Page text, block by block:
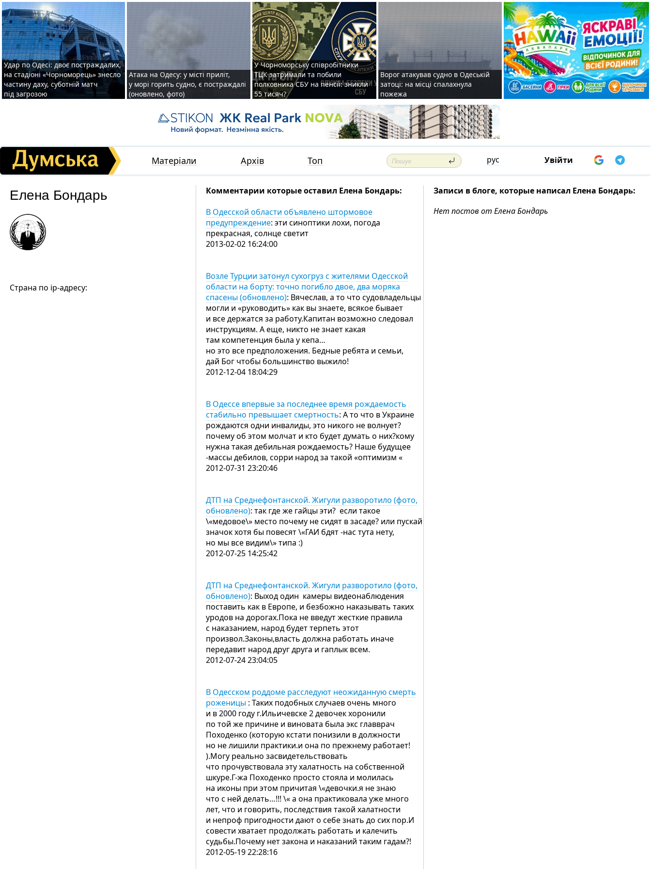
Удар по Одесі: двоє постраждалих,
на стадіоні «Чорноморець» знесло
частину даху, суботній матч
під загрозою
Атака на Одесу: у місті приліт,
у морі горить судно, є постраждалі
(оновлено, фото)
У Чорноморську співробітники
ТЦК затримали та побили
полковника СБУ на пенсії: зникли
55 тисяч?
Ворог атакував судно в Одеській
затоці: на місці спалахнула
пожежа
Матеріали Архів Топ рус Увійти
Елена Бондарь
Страна по ip-адресу:
Комментарии которые оставил Елена Бондарь:
В Одесской области объявлено штормовое
предупреждение: эти синоптики лохи, погода
прекрасная, солнце светит
2013-02-02 16:24:00
Возле Турции затонул сухогруз c жителями Одесской
области на борту: точно погибло двое, два моряка
спасены (обновлено): Вячеслав, а то что судовладельцы
могли и «руководить» как вы знаете, всякое бывает
и все держатся за работу.Капитан возможно следовал
инструкциям. А еще, никто не знает какая
там компетенция была у кепа…
но это все предположения. Бедные ребята и семьи,
дай Бог чтобы большинство выжило!
2012-12-04 18:04:29
В Одессе впервые за последнее время рождаемость
стабильно превышает смертность: А то что в Украине
рождаются одни инвалиды, это никого не волнует?
почему об этом молчат и кто будет думать о них?кому
нужна такая дебильная рождаемость? Наше будущее
-массы дебилов, сорри народ за такой «оптимизм «
2012-07-31 23:20:46
ДТП на Среднефонтанской. Жигули разворотило (фото,
обновлено): так где же гайцы эти? если такое
\«медовое\» место почему не сидят в засаде? или пускай
значок хотя бы повесят \«ГАИ бдят -нас тута нету,
но мы все видим\» типа :)
2012-07-25 14:25:42
ДТП на Среднефонтанской. Жигули разворотило (фото,
обновлено): Выход один камеры видеонаблюдения
поставить как в Европе, и безбожно наказывать таких
уродов на дорогах.Пока не введут жесткие правила
с наказанием, народ будет терпеть этот
произвол.Законы,власть должна работать иначе
передавит народ друг друга и гаплык всем.
2012-07-24 23:04:05
В Одесском роддоме расследуют неожиданную смерть
роженицы : Таких подобных случаев очень много
и в 2000 году г.Ильичевске 2 девочек хоронили
по той же причине и виновата была экс главврач
Походенко (которую кстати понизили в должности
но не лишили практики.и она по прежнему работает!
).Могу реально засвидетельствовать
что прочувствовала эту халатность на собственной
шкуре.Г-жа Походенко просто стояла и молилась
на иконы при этом причитая \«девочки.я не знаю
что с ней делать…!!! \« а она практиковала уже много
лет, что и говорить, последствия такой халатности
и непроф пригодности дают о себе знать до сих пор.И
совести хватает продолжать работать и калечить
судьбы.Почему нет закона и наказаний таким гадам?!
2012-05-19 22:28:16
Записи в блоге, которые написал Елена Бондарь:
Нет постов от Елена Бондарь